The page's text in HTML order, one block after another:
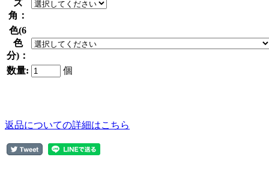
ズ
角：
色(6
色
分)：
数量:
個
返品についての詳細はこちら